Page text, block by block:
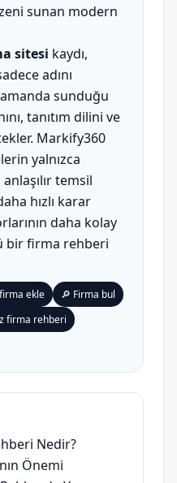
sunan modern
sitesi kaydı,
adını
sunduğu
tanıtım dilini ve
Markify360
yalnızca
temsil
hızlı karar
daha kolay
bir firma rehberi
ekle
🔎 Firma bul
firma rehberi
Nedir?
Önemi